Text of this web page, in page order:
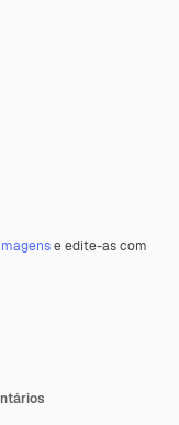
e edite-as com